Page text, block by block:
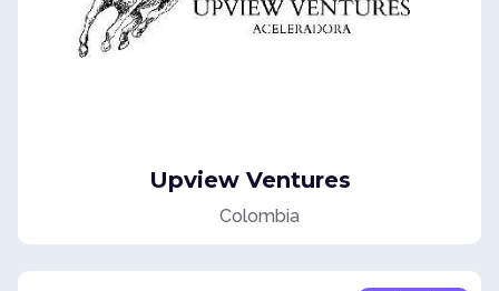
Upview Ventures
Colombia